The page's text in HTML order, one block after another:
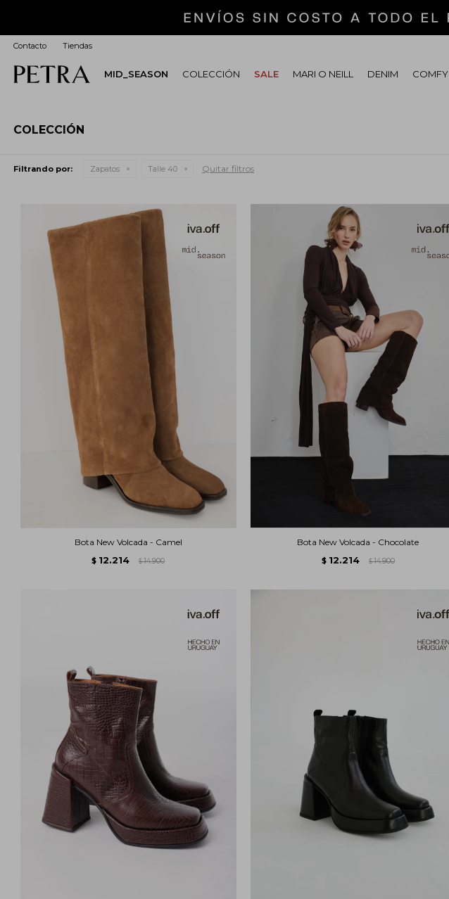
MID_SEASON COLECCIÓN SALE MARI O NEILL DENIM COMFY
Contacto Tiendas
COLECCIÓN
Filtrando por: Zapatos Talle 40 Quitar filtros
Bota New Volcada - Camel
$ 12.214 $ 14.900
Bota New Volcada - Chocolate
$ 12.214 $ 14.900